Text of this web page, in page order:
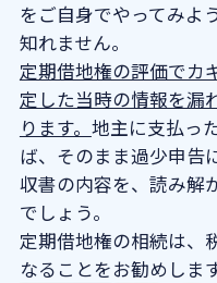
をご自身でやってみよ
知れません。
定期借地権の評価でカ
定した当時の情報を漏
ります。 地主に支払っ
ば、そのまま過少申告
収書の内容を、読み解
でしょう。
定期借地権の相続は、
なることをお勧めします